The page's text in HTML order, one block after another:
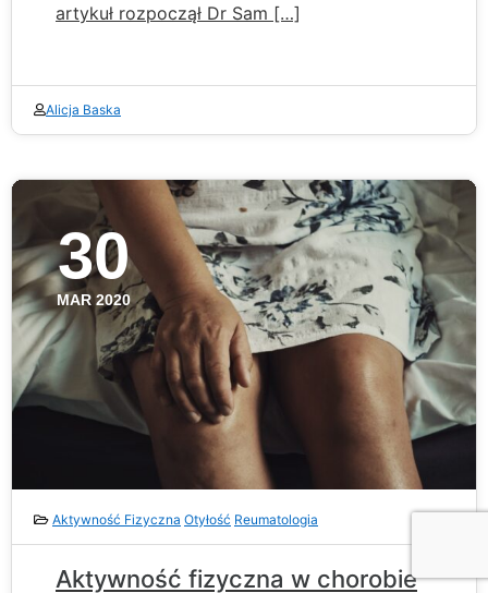
artykuł rozpoczął Dr Sam […]
Alicja Baska
30
MAR 2020
Aktywność Fizyczna Otyłość Reumatologia
Aktywność fizyczna w chorobie